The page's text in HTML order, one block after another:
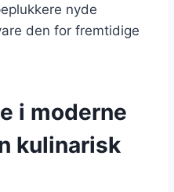
nyde
den for fremtidige
i moderne
kulinarisk